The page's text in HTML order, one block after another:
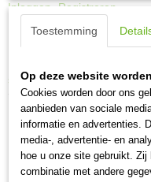
Inloggen Registreren
steiger 135x245 1030x1220
Toestemming
Op deze website
Cookies worden door ons
aanbieden van sociale
informatie en advertenties.
media-, advertentie- en
hoe u onze site gebruikt.
combinatie met andere